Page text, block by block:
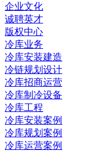
企业文化
诚聘英才
版权中心
冷库业务
冷库安装建造
冷链规划设计
冷库招商运营
冷库制冷设备
冷库工程
冷库安装案例
冷库规划案例
冷库运营案例